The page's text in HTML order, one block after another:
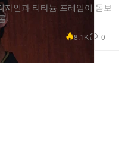
자인과 티타늄 프레임이 돋보
.
8.1K 0